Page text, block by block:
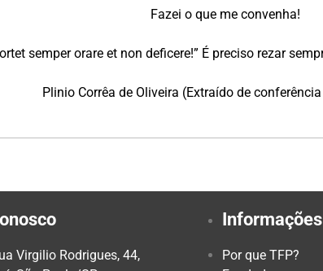
Fazei o que me convenha!
semper orare et non deficere!” É preciso rezar
Plinio Corrêa de Oliveira (Extraído de
Virgilio Rodrigues, 44,
Informações
Por que TFP?